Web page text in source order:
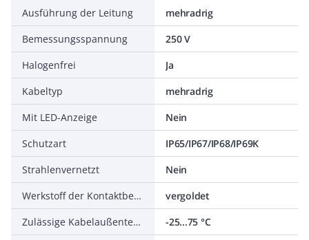
Ausführung der Leitung
mehradrig
Bemessungsspannung
250 V
Halogenfrei
Ja
Kabeltyp
mehradrig
Mit LED-Anzeige
Nein
Schutzart
IP65/IP67/IP68/IP69K
Strahlenvernetzt
Nein
Werkstoff der Kontaktbeschichtung
vergoldet
Zulässige Kabelaußentemperatur bei Montage/Handling
-25...75 °C